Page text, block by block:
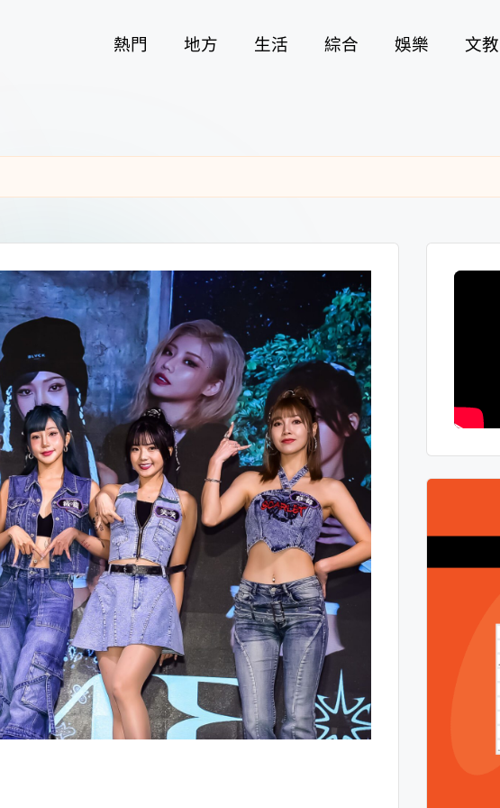
熱門 地方 生活 綜合 娛樂 文教